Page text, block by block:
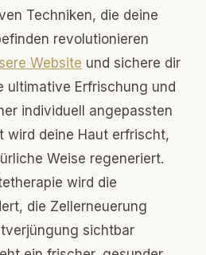
Techniken, die deine
revolutionieren
Website und sichere dir
ultimative Erfrischung und
individuell angepassten
wird deine Haut erfrischt,
Weise regeneriert.
wird die
die Zellerneuerung
sichtbar